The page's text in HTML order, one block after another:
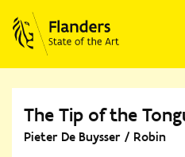
The Tip of the
Pieter De Buysser / Robin